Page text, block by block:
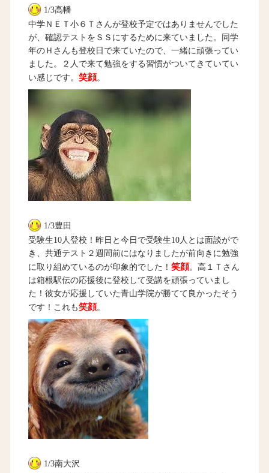
1/3高幡
中学ＮＥＴ小６Ｔさんが登校予定ではありませんでした
が、確認テストをＳＳにするために来ていました。同学
年のＨさんも登校日で来ていたので、一緒に頑張ってい
ました。２人で来て勉強をする習慣がついてきていてい
い感じです。 笑顔。
1/3豊田
受験生10人登校！昨日と今日で受験生10人とは面談がで
き、共通テスト２週間前にはなりましたが前向きに勉強
に取り組めているのが印象的でした！ 笑顔。高１Ｔさん
は箱根駅伝の応援後に登校して受講を頑張っていまし
た！彼女が応援していた青山学院が勝てて良かったそう
です！これも笑顔。
1/3南大沢